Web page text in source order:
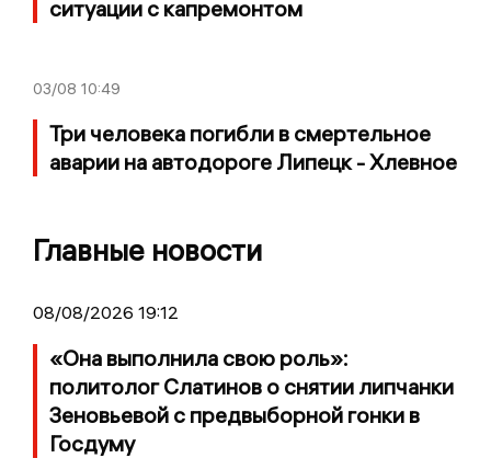
ситуации с капремонтом
03/08 10:49
Три человека погибли в смертельное
аварии на автодороге Липецк - Хлевное
Главные новости
08/08/2026 19:12
«Она выполнила свою роль»:
политолог Слатинов о снятии липчанки
Зеновьевой с предвыборной гонки в
Госдуму